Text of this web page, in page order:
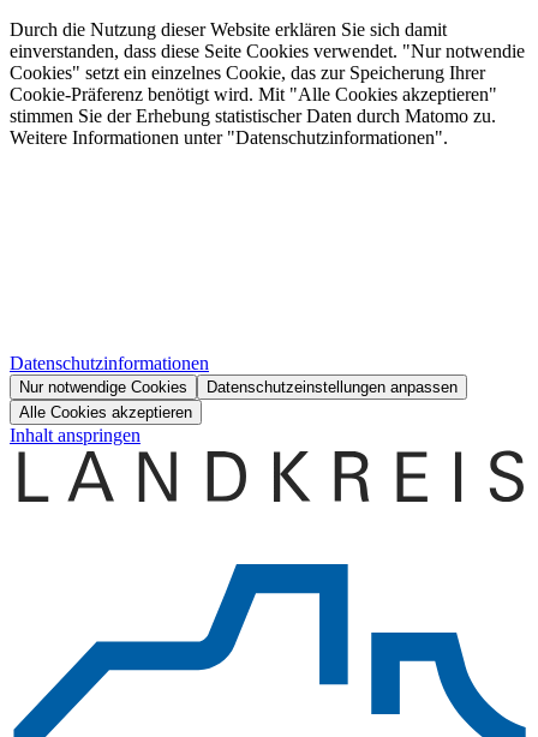
Durch die Nutzung dieser Website erklären Sie sich damit
einverstanden, dass diese Seite Cookies verwendet. "Nur notwendie
Cookies" setzt ein einzelnes Cookie, das zur Speicherung Ihrer
Cookie-Präferenz benötigt wird. Mit "Alle Cookies akzeptieren"
stimmen Sie der Erhebung statistischer Daten durch Matomo zu.
Weitere Informationen unter "Datenschutzinformationen".
Datenschutzinformationen
Nur notwendige Cookies
Datenschutzeinstellungen anpassen
Alle Cookies akzeptieren
Inhalt anspringen